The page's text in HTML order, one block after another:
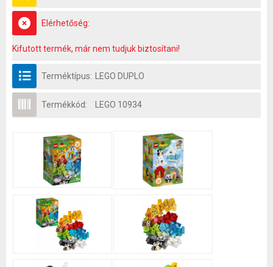
Elérhetőség:
Kifutott termék, már nem tudjuk biztosítani!
Terméktípus: LEGO DUPLO
Termékkód: LEGO 10934